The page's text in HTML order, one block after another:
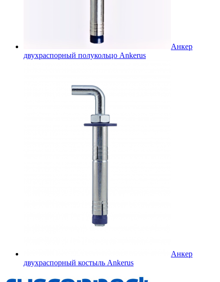
Анкер
двухраспорный полукольцо Ankerus
Анкер
двухраспорный костыль Ankerus